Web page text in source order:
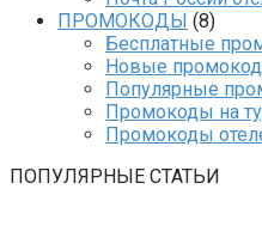
ПРОМОКОДЫ (8)
Бесплатные
Новые
Популярные
Промокоды на
Промокоды
ПОПУЛЯРНЫЕ СТАТЬИ